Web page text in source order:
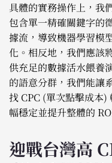
具體的實務操作上，我
包含單一精確關鍵字的
據流，導致機器學習模
化。相反地，我們應該
供充足的數據活水餵養
的語意分群，我們能讓
找 CPC (單次點擊成本
幅穩定並提升整體的
迎戰台灣高